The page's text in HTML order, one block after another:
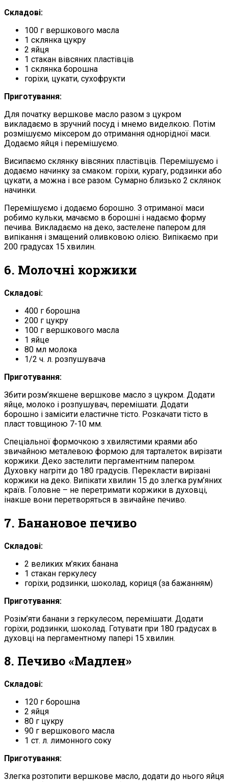
Складові:
100 г вершкового масла
1 склянка цукру
2 яйця
1 стакан вівсяних пластівців
1 склянка борошна
горіхи, цукати, сухофрукти
Приготування:
Для початку вершкове масло разом з цукром
викладаємо в зручний посуд і мнемо виделкою. Потім
розмішуємо міксером до отримання однорідної маси.
Додаємо яйця і перемішуємо.
Висипаємо склянку вівсяних пластівців. Перемішуємо і
додаємо начинку за смаком: горіхи, курагу, родзинки або
цукати, а можна і все разом. Сумарно близько 2 склянок
начинки.
Перемішуємо і додаємо борошно. З отриманої маси
робимо кульки, мачаємо в борошні і надаємо форму
печива. Викладаємо на деко, застелене папером для
випікання і змащений оливковою олією. Випікаємо при
200 градусах 15 хвилин.
6. Молочні коржики
Складові:
400 г борошна
200 г цукру
100 г вершкового масла
1 яйце
80 мл молока
1/2 ч. л. розпушувача
Приготування:
Збити розм’якшене вершкове масло з цукром. Додати
яйце, молоко і розпушувач, перемішати. Додати
борошно і замісити еластичне тісто. Розкачати тісто в
пласт товщиною 7-10 мм.
Спеціальної формочкою з хвилястими краями або
звичайною металевою формою для тарталеток вирізати
коржики. Деко застелити пергаментним папером.
Духовку нагріти до 180 градусів. Перекласти вирізані
коржики на деко. Випікати хвилин 15 до злегка рум’яних
країв. Головне – не перетримати коржики в духовці,
інакше вони перетворяться в звичайне печиво.
7. Банановое печиво
Складові:
2 великих м’яких банана
1 стакан геркулесу
горіхи, родзинки, шоколад, кориця (за бажанням)
Приготування:
Розім’яти банани з геркулесом, перемішати. Додати
горіхи, родзинки, шоколад. Готувати при 180 градусах в
духовці на пергаментному папері 15 хвилин.
8. Печиво «Мадлен»
Складові:
120 г борошна
2 яйця
80 г цукру
90 г вершкового масла
1 ст. л. лимонного соку
Приготування:
Злегка розтопити вершкове масло, додати до нього яйця